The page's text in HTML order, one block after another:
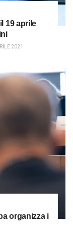
19 aprile
2021
organizza i